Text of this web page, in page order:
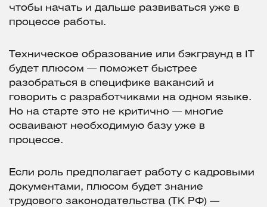
чтобы начать и дальше развиваться уже в
процессе работы.
Техническое образование или бэкграунд в IT
будет плюсом — поможет быстрее
разобраться в специфике вакансий и
говорить с разработчиками на одном языке.
Но на старте это не критично — многие
осваивают необходимую базу уже в
процессе.
Если роль предполагает работу с кадровыми
документами, плюсом будет знание
трудового законодательства (ТК РФ) —